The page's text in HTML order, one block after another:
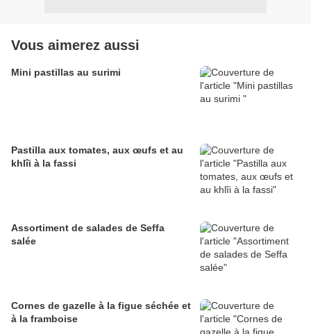
Vous aimerez aussi
Mini pastillas au surimi
Pastilla aux tomates, aux œufs et au
khlîi à la fassi
Assortiment de salades de Seffa
salée
Cornes de gazelle à la figue séchée et
à la framboise